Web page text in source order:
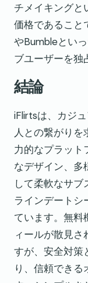
チメイキングと
価格であること
やBumbleとい
ブユーザーを独
結論
iFlirtsは、カジ
人との繋がり
力的なプラット
なデザイン、多
して柔軟なサ
ラインデートシ
ています。無料
ィールが散見さ
すが、安全対策
り、信頼できる